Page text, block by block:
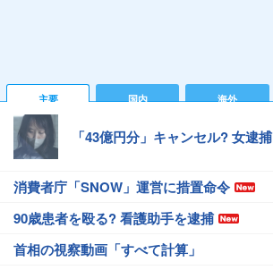
主要 国内 海外
「43億円分」キャンセル? 女逮捕
消費者庁「SNOW」運営に措置命令
90歳患者を殴る? 看護助手を逮捕
首相の視察動画「すべて計算」